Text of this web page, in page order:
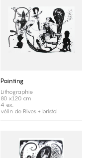
Painting
Lithographie
80 x120 cm
4 ex.
vélin de Rives + bristol